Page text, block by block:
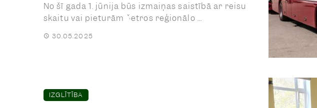
No šī gada 1. jūnija būs izmaiņas saistībā ar reisu
skaitu vai pieturām četros reģionālo ...
30.05.2025
IZGLĪTĪBA